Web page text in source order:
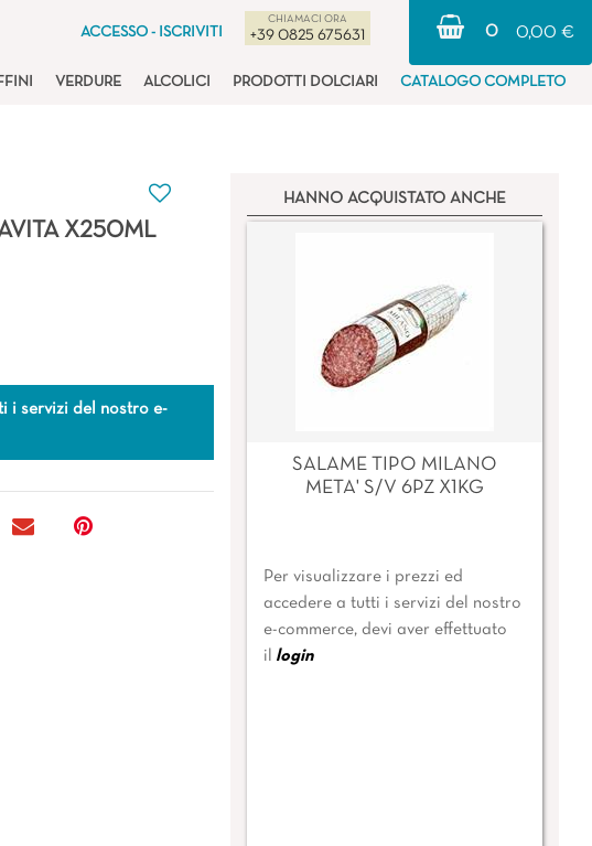
ACCESSO - ISCRIVITI
CHIAMACI ORA
+39 0825 675631 0 0,00 €
VERDURE ALCOLICI PRODOTTI DOLCIARI CATALOGO COMPLETO
X250ML
i servizi del nostro e-
HANNO ACQUISTATO ANCHE
SALAME TIPO MILANO
META' S/V 6PZ X1KG
Per visualizzare i prezzi ed
accedere a tutti i servizi del nostro
e-commerce, devi aver effettuato
il
login